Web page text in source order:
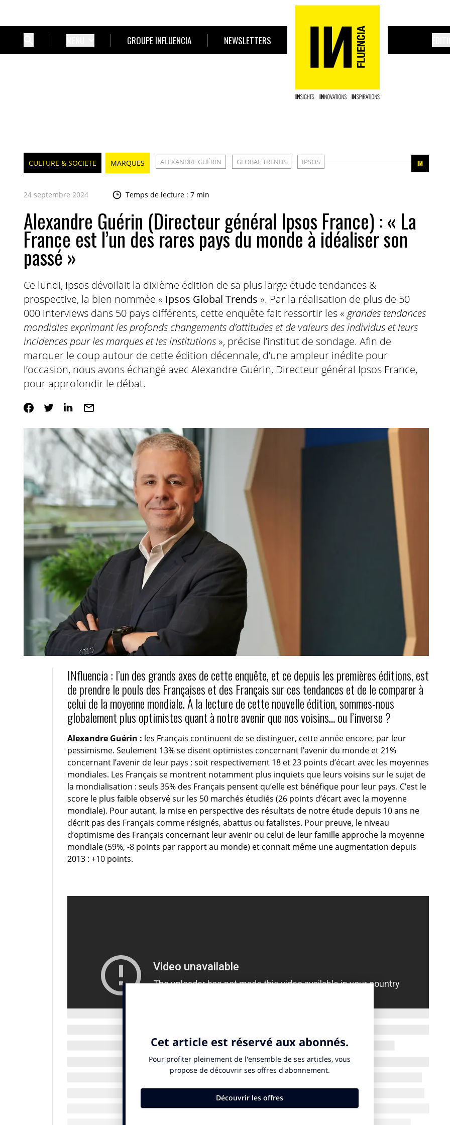
GROUPE INFLUENCIA NEWSLETTERS
CULTURE & SOCIETE MARQUES ALEXANDRE GUÉRIN GLOBAL TRENDS IPSOS
24 septembre 2024 Temps de lecture : 7 min
Alexandre Guérin (Directeur général Ipsos France) : « La
France est l’un des rares pays du monde à idéaliser son
passé »
Ce lundi, Ipsos dévoilait la dixième édition de sa plus large étude tendances &
prospective, la bien nommée « Ipsos Global Trends ». Par la réalisation de plus de 50
000 interviews dans 50 pays différents, cette enquête fait ressortir les « grandes tendances
mondiales exprimant les profonds changements d’attitudes et de valeurs des individus et leurs
incidences pour les marques et les institutions», précise l’institut de sondage. Afin de
marquer le coup autour de cette édition décennale, d’une ampleur inédite pour
l’occasion, nous avons échangé avec Alexandre Guérin, Directeur général Ipsos France,
pour approfondir le débat.
INfluencia : l’un des grands axes de cette enquête, et ce depuis les premières éditions, est
de prendre le pouls des Françaises et des Français sur ces tendances et de le comparer à
celui de la moyenne mondiale. À la lecture de cette nouvelle édition, sommes-nous
globalement plus optimistes quant à notre avenir que nos voisins… ou l’inverse ?
Alexandre Guérin : les Français continuent de se distinguer, cette année encore, par leur
pessimisme. Seulement 13% se disent optimistes concernant l’avenir du monde et 21%
concernant l’avenir de leur pays ; soit respectivement 18 et 23 points d’écart avec les moyennes
mondiales. Les Français se montrent notamment plus inquiets que leurs voisins sur le sujet de
la mondialisation : seuls 35% des Français pensent qu’elle est bénéfique pour leur pays. C’est le
score le plus faible observé sur les 50 marchés étudiés (26 points d’écart avec la moyenne
mondiale). Pour autant, la mise en perspective des résultats de notre étude depuis 10 ans ne
décrit pas des Français comme résignés, abattus ou fatalistes. Pour preuve, le niveau
d’optimisme des Français concernant leur avenir ou celui de leur famille approche la moyenne
mondiale (59%, -8 points par rapport au monde) et connait même une augmentation depuis
2013 : +10 points.
constante accélération, nous voyons aussi de fortes aspirations à aller de l’avant. Les Français
n’ont pas toujours la solution mais cherchent de nouvelles formules, qu’il s’agisse de notre